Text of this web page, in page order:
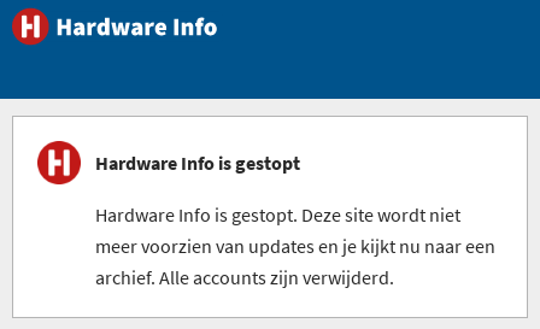
Hardware Info is gestopt
Hardware Info is gestopt. Deze site wordt niet
meer voorzien van updates en je kijkt nu naar een
archief. Alle accounts zijn verwijderd.